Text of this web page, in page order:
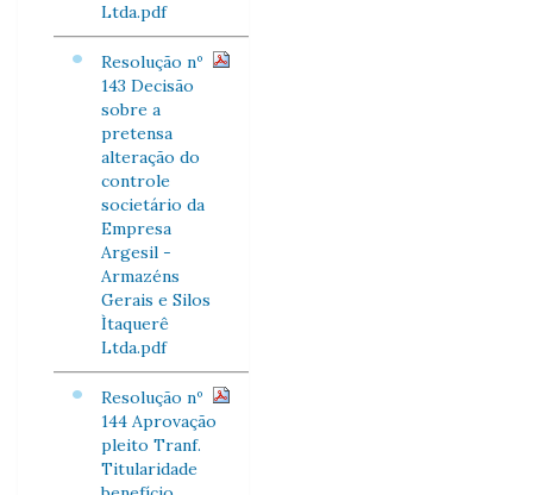
Ltda.pdf
Resolução nº
143 Decisão
sobre a
pretensa
alteração do
controle
societário da
Empresa
Argesil -
Armazéns
Gerais e Silos
Ìtaquerê
Ltda.pdf
Resolução nº
144 Aprovação
pleito Tranf.
Titularidade